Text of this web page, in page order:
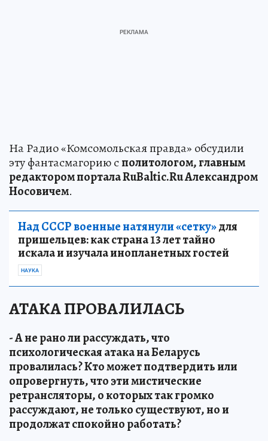
На Радио «Комсомольская правда» обсудили
эту фантасмагорию сполитологом, главным
редактором портала RuBaltic.Ru Александром
Носовичем.
Над СССР военные натянули «сетку»для
пришельцев: как страна 13 лет тайно
искала и изучала инопланетных гостей
НАУКА
АТАКА ПРОВАЛИЛАСЬ
- А не рано ли рассуждать, что
психологическая атака на Беларусь
провалилась? Кто может подтвердить или
опровергнуть, что эти мистические
ретрансляторы, о которых так громко
рассуждают, не только существуют, но и
продолжат спокойно работать?